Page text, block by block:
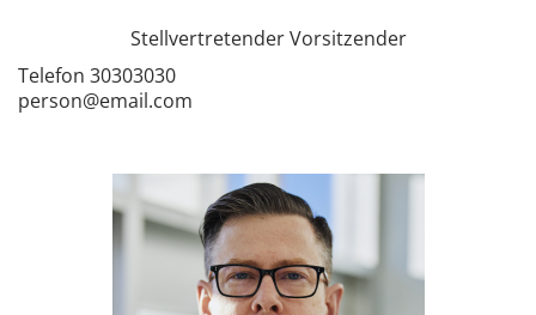
Stellvertretender Vorsitzender
Telefon 30303030
person@email.com